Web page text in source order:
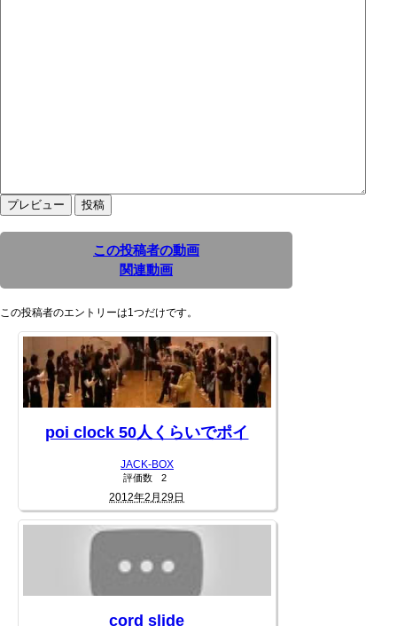
この投稿者の動画
関連動画
この投稿者のエントリーは1つだけです。
poi clock 50人くらいでポイ
JACK-BOX
評価数 2
2012年2月29日
cord slide